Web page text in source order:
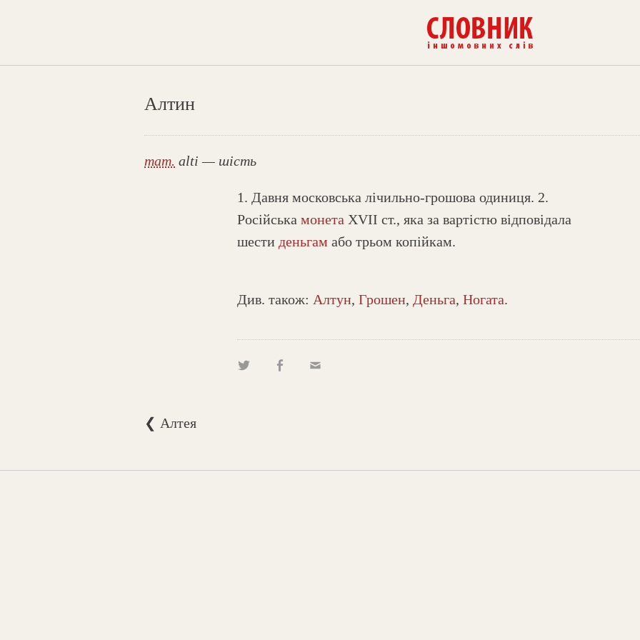
Алтин
тат. alti — шість
1. Давня московська лічильно-грошова одиниця. 2.
Російська монета XVII ст., яка за вартістю відповідала
шести деньгам або трьом копійкам.
Див. також: Алтун, Грошен, Деньга, Ногата.
❮ Алтея